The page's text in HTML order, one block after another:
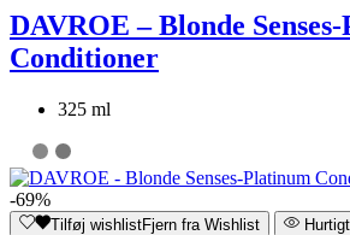
DAVROE – Blonde
Conditioner
325 ml
-69%
Tilføj wishlistFjern fra Wishlist